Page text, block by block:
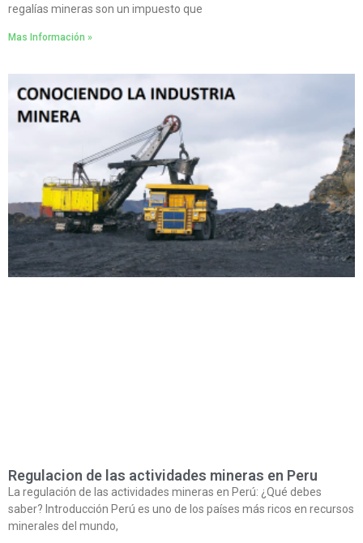
regalías mineras son un impuesto que
Mas Información »
Regulacion de las actividades mineras en Peru
La regulación de las actividades mineras en Perú: ¿Qué debes
saber? Introducción Perú es uno de los países más ricos en recursos
minerales del mundo,